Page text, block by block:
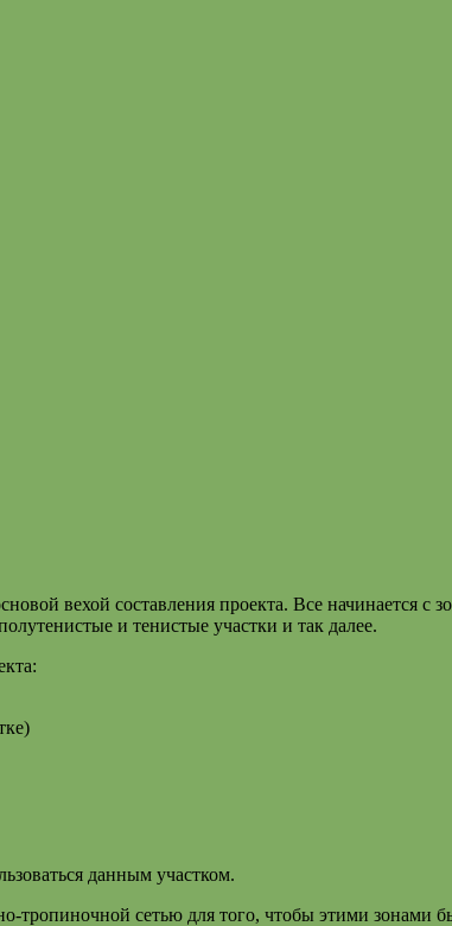
вехой составления проекта. Все начинается с
и тенистые участки и так далее.
данным участком.
тропиночной сетью для того, чтобы этими зонами